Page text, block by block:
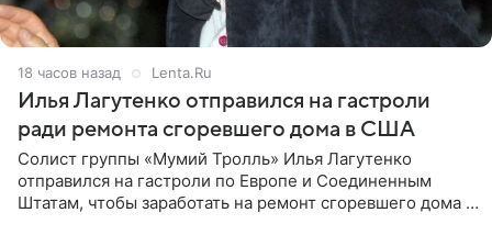
18 часов назад Lenta.Ru
Илья Лагутенко отправился на гастроли
ради ремонта сгоревшего дома в США
Солист группы «Мумий Тролль» Илья Лагутенко
отправился на гастроли по Европе и Соединенным
Штатам, чтобы заработать на ремонт сгоревшего дома в